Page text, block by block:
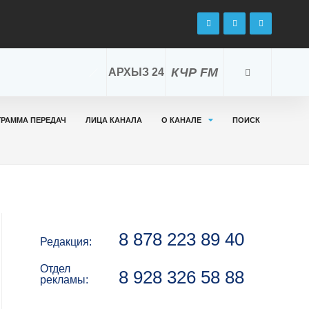
КЧР FM
АРХЫЗ 24
ПЕРЕДАЧ ЛИЦА КАНАЛА О КАНАЛЕ ПОИСК
Редакция: 8 878 223 89 40
Отдел
рекламы:
8 928 326 58 88